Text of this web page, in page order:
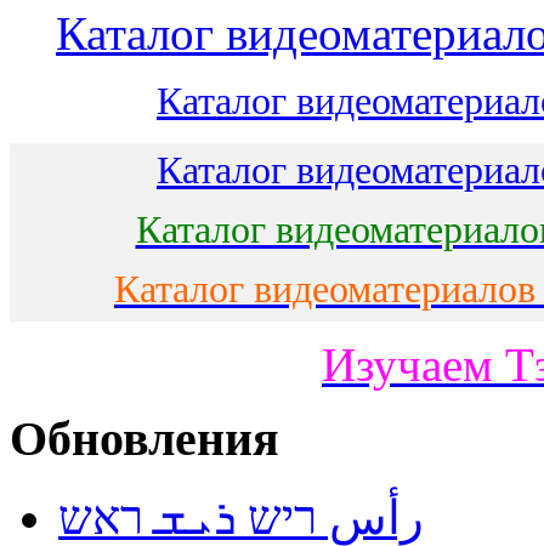
Каталог
Каталог
Каталог
Каталог
Каталог
Изучаем
Обновления
رأس ריש ܪܝܫ ראש